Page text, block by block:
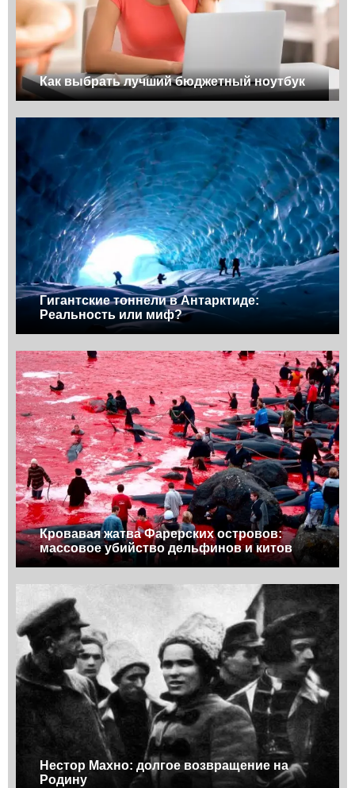
Как выбрать лучший бюджетный ноутбук
Гигантские тоннели в Антарктиде:
Реальность или миф?
Кровавая жатва Фарерских островов:
массовое убийство дельфинов и китов
Нестор Махно: долгое возвращение на
Родину